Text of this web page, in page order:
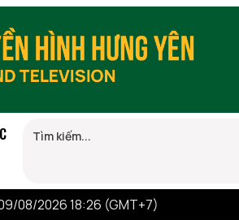
08/2026 18:26 (GMT+7)